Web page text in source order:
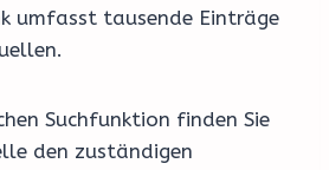
umfasst tausende Einträge
Suchfunktion finden Sie
den zuständigen